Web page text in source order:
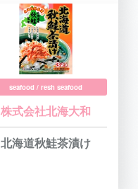
seafood / resh seafood
株式会社北海大和
北海道秋鮭茶漬け